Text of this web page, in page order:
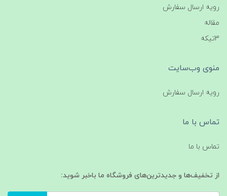
رویه ارسال سفارش
مقاله
3تیکه
منوی وب‌سایت
رویه ارسال سفارش
تماس با ما
تماس با ما
از تخفیف‌ها و جدیدترین‌های فروشگاه ما باخبر شوید: